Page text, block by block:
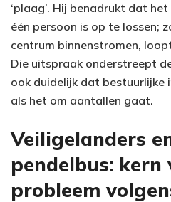
‘plaag’. Hij benadrukt dat
één persoon is op te lossen;
centrum binnenstromen,
Die uitspraak onderstreept
ook duidelijk dat bestuurlijke
als het om aantallen gaat.
Veiligelanders
pendelbus: kern
probleem